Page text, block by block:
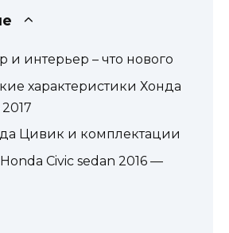
и интерьер – что нового
характеристики Хонда
Цивик и комплектации
Civic sedan 2016 —